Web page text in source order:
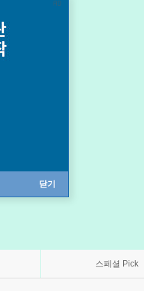
닫기
스페셜 Pick